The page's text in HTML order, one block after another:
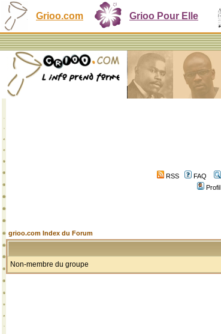
Grioo.com Grioo Pour Elle
RSS FAQ
Profil
grioo.com Index du Forum
Non-membre du groupe